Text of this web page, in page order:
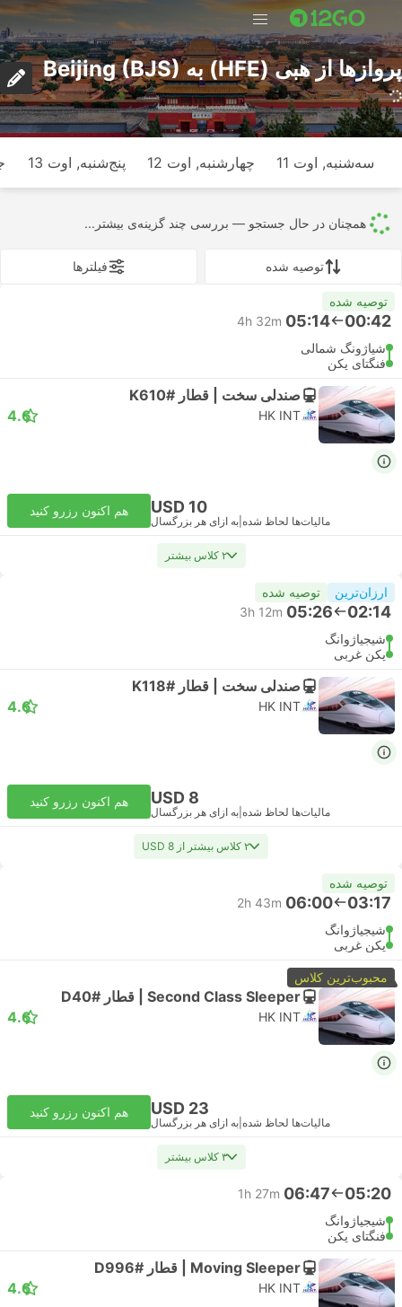
پرواز‌ها از هبی (HFE) به Beijing (BJS)
سه‌شنبه, اوت 11 چهارشنبه, اوت 12 پنج‌شنبه, اوت 13
همچنان در حال جستجو — بررسی چند گزینه‌ی بیشتر...
توصیه شده فیلتر‌ها
توصیه شده
00:42
05:14
4h 32m
شیاژونگ شمالی
فنگتای پکن
صندلی سخت | قطار #K610
HK INT
4.6
USD 10
مالیات‌ها لحاظ شده به ازای هر بزرگسال
هم اکنون رزرو کنید
۲ کلاس بیشتر
ارزان‌ترین توصیه شده
02:14
05:26
3h 12m
شیجیاژوانگ
پکن غربی
صندلی سخت | قطار #K118
HK INT
4.6
USD 8
مالیات‌ها لحاظ شده به ازای هر بزرگسال
هم اکنون رزرو کنید
۲ کلاس بیشتر از USD 8
توصیه شده
03:17
06:00
2h 43m
شیجیاژوانگ
پکن غربی
محبوب‌ترین کلاس
Second Class Sleeper | قطار #D40
HK INT
4.6
USD 23
مالیات‌ها لحاظ شده به ازای هر بزرگسال
هم اکنون رزرو کنید
۳ کلاس بیشتر
05:20
06:47
1h 27m
شیجیاژوانگ
فنگتای پکن
Moving Sleeper | قطار #D996
HK INT
4.6